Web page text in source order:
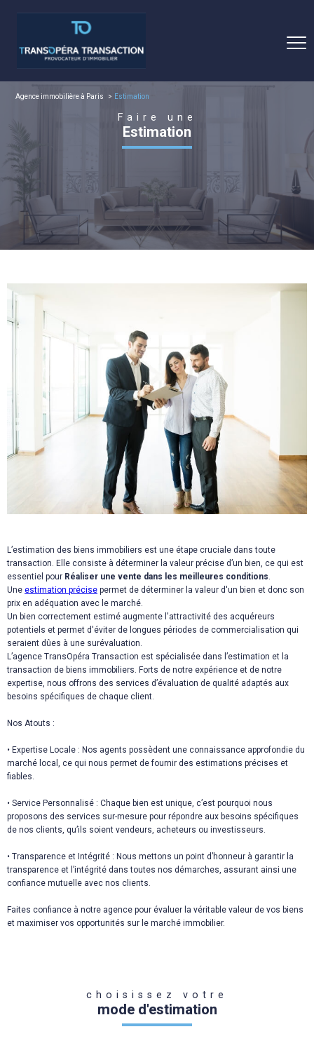
Agence immobilière à Paris Estimation
Faire une
Estimation
L’estimation des biens immobiliers est une étape cruciale dans toute
transaction. Elle consiste à déterminer la valeur précise d’un bien, ce qui est
essentiel pour Réaliser une vente dans les meilleures conditions.
Une estimation précise permet de déterminer la valeur d'un bien et donc son
prix en adéquation avec le marché.
Un bien correctement estimé augmente l'attractivité des acquéreurs
potentiels et permet d'éviter de longues périodes de commercialisation qui
seraient dûes à une surévaluation.
L’agence TransOpéra Transaction est spécialisée dans l’estimation et la
transaction de biens immobiliers. Forts de notre expérience et de notre
expertise, nous offrons des services d’évaluation de qualité adaptés aux
besoins spécifiques de chaque client.
Nos Atouts :
• Expertise Locale : Nos agents possèdent une connaissance approfondie du
marché local, ce qui nous permet de fournir des estimations précises et
fiables.
• Service Personnalisé : Chaque bien est unique, c’est pourquoi nous
proposons des services sur-mesure pour répondre aux besoins spécifiques
de nos clients, qu’ils soient vendeurs, acheteurs ou investisseurs.
• Transparence et Intégrité : Nous mettons un point d’honneur à garantir la
transparence et l’intégrité dans toutes nos démarches, assurant ainsi une
confiance mutuelle avec nos clients.
Faites confiance à notre agence pour évaluer la véritable valeur de vos biens
et maximiser vos opportunités sur le marché immobilier.
choisissez votre
mode d'estimation